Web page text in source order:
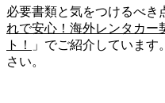
必要書類と気をつけるべき
れで安心！海外レンタカー
ト！
」でご紹介していま
さい。